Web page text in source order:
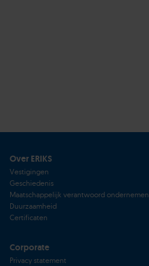
Over ERIKS
Vestigingen
Geschiedenis
Maatschappelijk verantwoord ondernemen
Duurzaamheid
Certificaten
Corporate
Privacy statement